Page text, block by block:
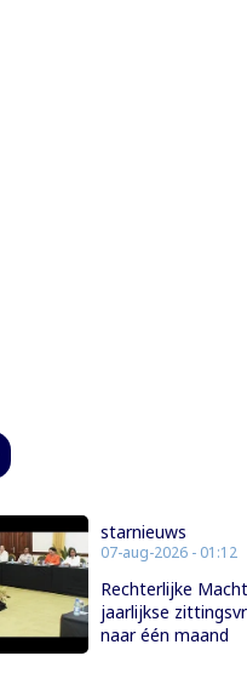
starnieuws
07-aug-2026 - 01:12
Rechterlijke
jaarlijkse
naar één maand